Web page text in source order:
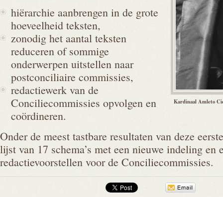
Kardinaal Amleto
hiërarchie aanbrengen in de grote
hoeveelheid teksten,
zonodig het aantal teksten
reduceren of sommige
onderwerpen uitstellen naar
postconciliaire commissies,
redactiewerk van de
Conciliecommissies opvolgen en
coördineren.
Onder de meest tastbare resultaten van deze
lijst van 17 schema’s met een nieuwe indeling en
redactievoorstellen voor de Conciliecommissies.